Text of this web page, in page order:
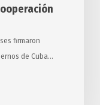
firmaron
de Cuba…